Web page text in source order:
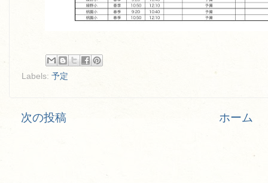
Labels: 予定
次の投稿 ホーム